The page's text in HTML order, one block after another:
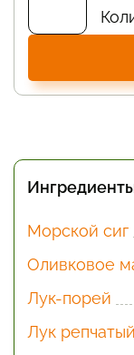
Морской сиг
Оливковое
Лук-порей
Лук репчатый